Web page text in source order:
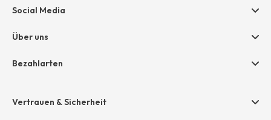
Retoure
AGB
Datenschutz
Grounding Page
Geschenkgutscheine
Größentabelle
Social Media
Über uns
Unternehmen
Bezahlarten
Amazon Pay
Vertrauen & Sicherheit